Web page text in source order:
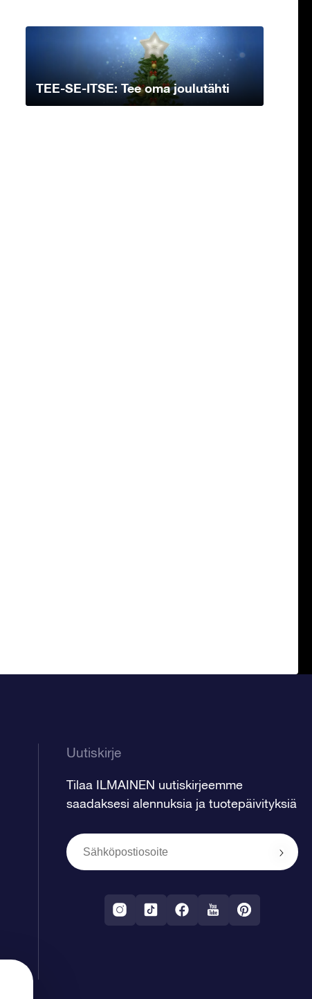
TEE-SE-ITSE: Tee oma joulutähti
Uutiskirje
Tilaa ILMAINEN uutiskirjeemme
saadaksesi alennuksia ja tuotepäivityksiä